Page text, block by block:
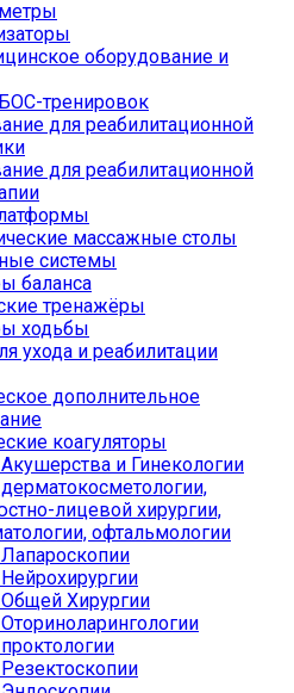
оборудование и
тренировок
для реабилитационной
для реабилитационной
массажные столы
системы
баланса
тренажёры
ходьбы
ухода и реабилитации
дополнительное
коагуляторы
и Гинекологии
лицевой хирургии,
офтальмологии
Хирургии